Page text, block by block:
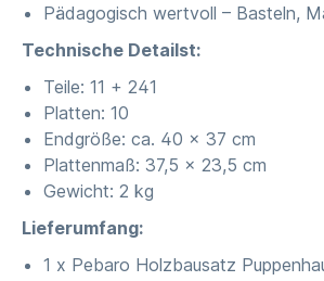
Pädagogisch wertvoll – Basteln,
Technische Detailst:
Teile: 11 + 241
Platten: 10
Endgröße: ca. 40 x 37 cm
Plattenmaß: 37,5 x 23,5 cm
Gewicht: 2 kg
Lieferumfang:
1 x Pebaro Holzbausatz